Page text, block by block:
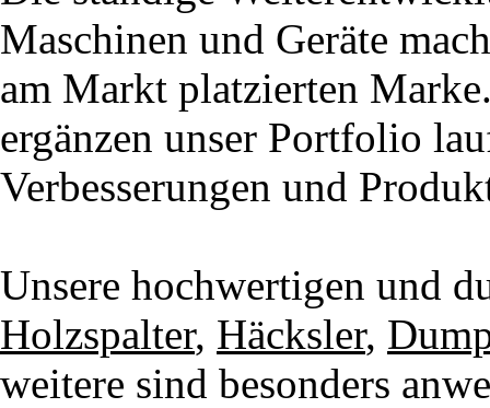
Maschinen und Geräte
am Markt platzierten
ergänzen unser Portfolio
Verbesserungen und
Unsere hochwertigen und
Holzspalter, Häcksler,
weitere sind besonders